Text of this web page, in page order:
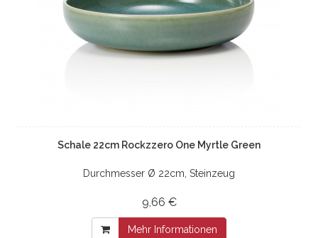
Schale 22cm Rockzzero One Myrtle Green
Durchmesser Ø 22cm, Steinzeug
9,66 €
Mehr Informationen